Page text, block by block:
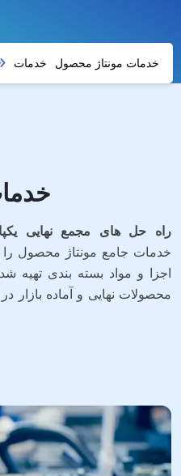
خدمات خدمات مونتاژ محصول
راه حل های مجمع نهایی
اجزا و مواد بسته بندی تهیه
محصولات نهایی و آماده بازار